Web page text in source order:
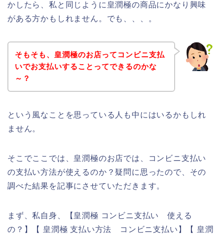
かしたら、私と同じように皇潤極の商品にかなり興味
がある方かもしれません。でも、、、。
そもそも、皇潤極のお店ってコンビニ支払
いでお支払いすることってできるのかな
～？
という風なことを思っている人も中にはいるかもしれ
ません。
そこでここでは、皇潤極のお店では、コンビニ支払い
の支払い方法が使えるのか？疑問に思ったので、その
調べた結果を記事にさせていただきます。
まず、私自身、【皇潤極 コンビニ支払い 使える
の？】【 皇潤極 支払い方法 コンビニ支払い】【 皇潤